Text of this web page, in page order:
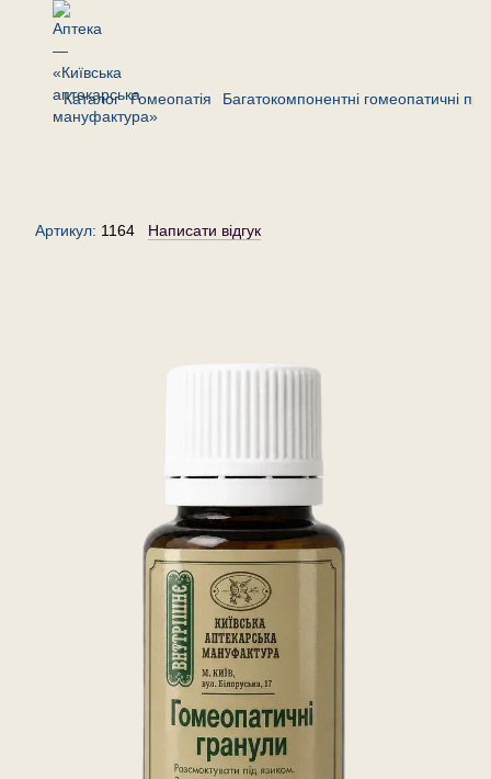
Каталог Гомеопатія Багатокомпонентні гомеопатичні
Комплекс «Антигрипін №3»—
Артикул: 1164 Написати відгук